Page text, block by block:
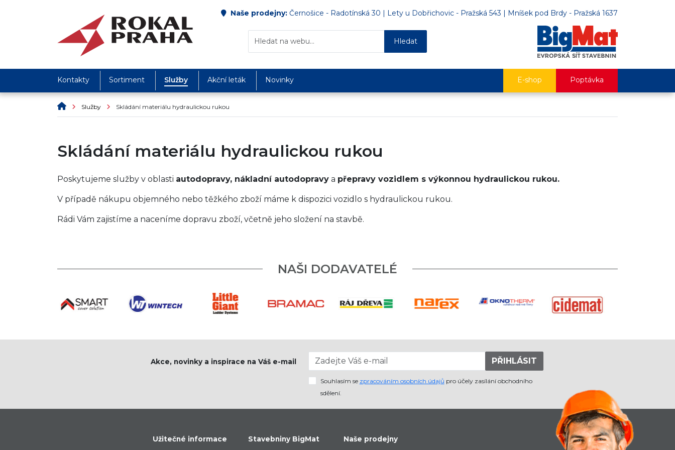
Naše prodejny: Černošice - Radotínská 30 | Lety u Dobřichovic - Pražská 543 | Mníšek pod Brdy - Pražská 1637
Hledat
Kontakty Sortiment Služby Akční leták Novinky E-shop Poptávka
Služby Skládání materiálu hydraulickou rukou
Skládání materiálu hydraulickou rukou
Poskytujeme služby v oblasti autodopravy, nákladní autodopravy a přepravy vozidlem s výkonnou hydraulickou rukou.
V případě nákupu objemného nebo těžkého zboží máme k dispozici vozidlo s hydraulickou rukou.
Rádi Vám zajistíme a naceníme dopravu zboží, včetně jeho složení na stavbě.
NAŠI DODAVATELÉ
Akce, novinky a inspirace na Váš e-mail PŘIHLÁSIT
Souhlasím se zpracováním osobních údajů pro účely zasílání obchodního
sdělení.
Užitečné informace Stavebniny BigMat Naše prodejny